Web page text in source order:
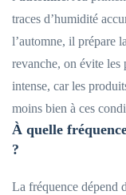
traces d’humidité
l’automne, il prépare
revanche, on évite les
intense, car les
moins bien à ces
À quelle
?
La fréquence dépend